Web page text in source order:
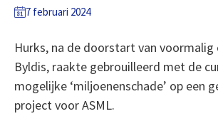
7 februari 2024
Hurks, na de doorstart van
Byldis, raakte gebrouilleerd met de
mogelijke ‘miljoenenschade’ op een
project voor ASML.